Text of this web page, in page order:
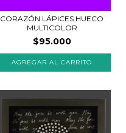
CORAZÓN LÁPICES HUECO
MULTICOLOR
$95.000